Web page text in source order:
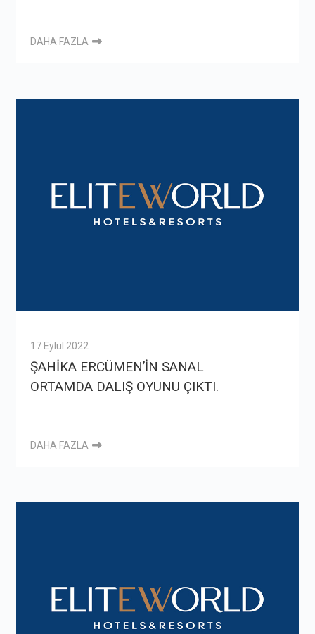
DAHA FAZLA
17 Eylül 2022
ŞAHİKA ERCÜMEN’İN SANAL
ORTAMDA DALIŞ OYUNU ÇIKTI.
DAHA FAZLA